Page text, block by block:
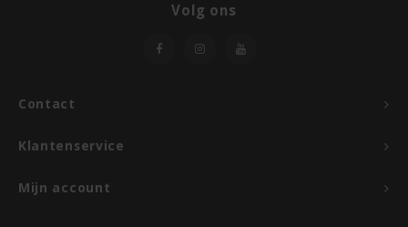
Your Organic Nature
Contact
Volg ons
Klantenservice
Mijn account